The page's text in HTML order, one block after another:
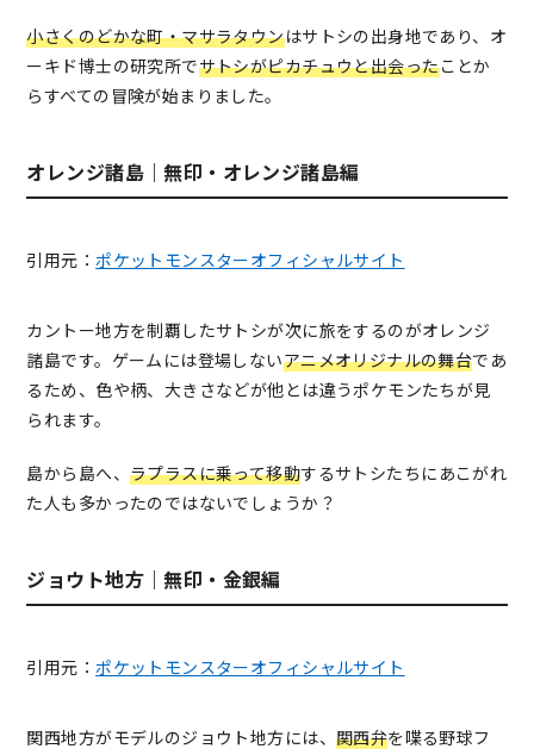
小さくのどかな町・マサラタウンはサトシの出身地であり、オ
ーキド博士の研究所でサトシがピカチュウと出会ったことか
らすべての冒険が始まりました。
オレンジ諸島｜無印・オレンジ諸島編
引用元：ポケットモンスターオフィシャルサイト
カントー地方を制覇したサトシが次に旅をするのがオレンジ
諸島です。ゲームには登場しないアニメオリジナルの舞台であ
るため、色や柄、大きさなどが他とは違うポケモンたちが見
られます。
島から島へ、 ラプラスに乗って移動するサトシたちにあこがれ
た人も多かったのではないでしょうか？
ジョウト地方｜無印・金銀編
引用元：ポケットモンスターオフィシャルサイト
関西地方がモデルのジョウト地方には、 関西弁を喋る野球フ